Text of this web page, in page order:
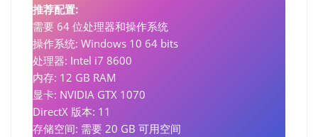
推荐配置:
需要 64 位处理器和操作系统
操作系统: Windows 10 64 bits
处理器: Intel i7 8600
内存: 12 GB RAM
显卡: NVIDIA GTX 1070
DirectX 版本: 11
存储空间: 需要 20 GB 可用空间